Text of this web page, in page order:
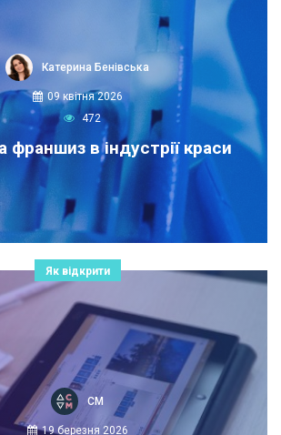
Катерина Бенівська
09 квітня 2026
472
франшиз в індустрії краси
Як відкрити
СМ
19 березня 2026